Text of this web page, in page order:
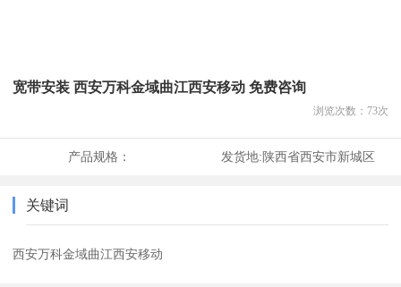
宽带安装 西安万科金域曲江西安移动 免费咨询
浏览次数： 73次
产品规格： 发货地:陕西省西安市新城区
关键词
西安万科金域曲江西安移动